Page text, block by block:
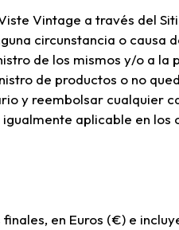
Vintage a través del
circunstancia o causa
de los mismos y/o a la
de productos o no
y reembolsar cualquier
aplicable en los
en Euros (€) e